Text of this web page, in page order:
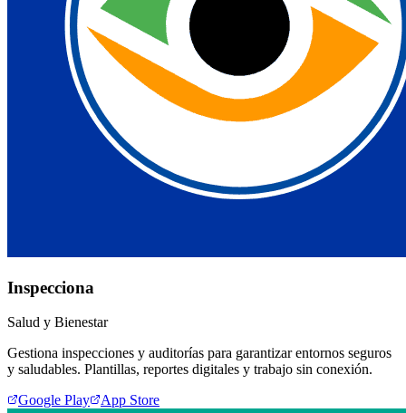
Inspecciona
Salud y Bienestar
Gestiona inspecciones y auditorías para garantizar entornos seguros
y saludables. Plantillas, reportes digitales y trabajo sin conexión.
Google Play
App Store